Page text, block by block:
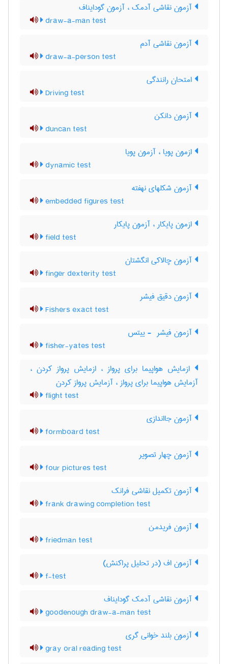
آزمون نقاشی آدمک ، آزمون گودایناف
draw-a-man test
آزمون نقاشی آدم
draw-a-person test
امتحان رانندگی
Driving test
آزمون دانکن
duncan test
ازمون پویا ، آزمون پویا
dynamic test
آزمون شکلهای نهفته
embedded figures test
ازمون پایکار ، آزمون پایکار
field test
آزمون چالاکی انگشتان
finger dexterity test
آزمون دقیق فیشر
Fishers exact test
آزمون فیشر ‎ - ییتس
fisher-yates test
ازمایش هواپیما برای پرواز ، ازمایش پرواز کردن ،
آزمایش هواپیما برای پرواز ، آزمایش پرواز کردن
flight test
آزمون جااندازی
formboard test
آزمون چهار تصویر
four pictures test
آزمون تکمیل نقاشی فرانک
frank drawing completion test
آزمون فریدمن
friedman test
آزمون اف (در تحلیل پراکنش)
f-test
آزمون نقاشی آدمک گودایناف
goodenough draw-a-man test
آزمون بلند خوانی گری
gray oral reading test